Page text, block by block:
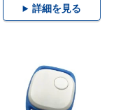
詳細を見る